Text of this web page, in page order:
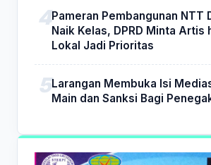
Pameran Pembangunan NTT
Naik Kelas, DPRD Minta Artis
Lokal Jadi Prioritas
Larangan Membuka Isi
Main dan Sanksi Bagi